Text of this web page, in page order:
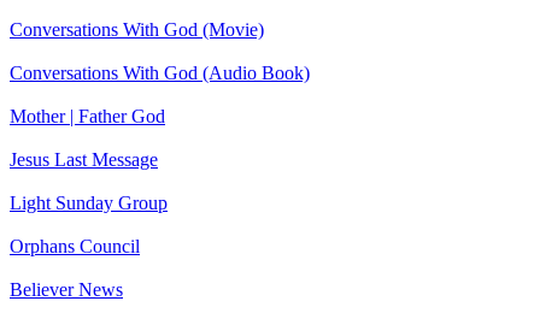
Conversations With God (Movie)
Conversations With God (Audio Book)
Mother | Father God
Jesus Last Message
Light Sunday Group
Orphans Council
Believer News